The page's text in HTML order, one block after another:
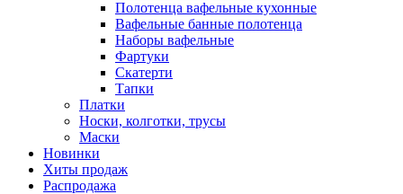
Полотенца вафельные кухонные
Вафельные банные полотенца
Наборы вафельные
Фартуки
Скатерти
Тапки
Платки
Носки, колготки, трусы
Маски
Новинки
Хиты продаж
Распродажа